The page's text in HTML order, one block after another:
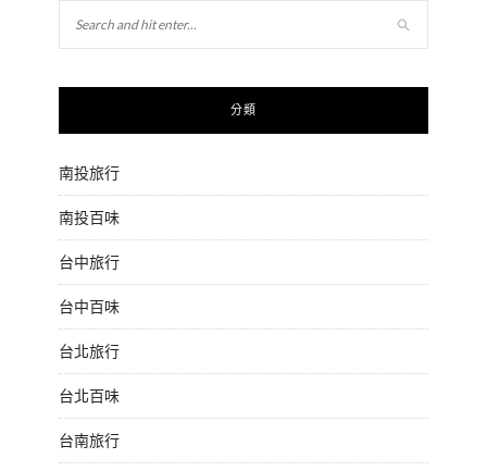
分類
南投旅行
南投百味
台中旅行
台中百味
台北旅行
台北百味
台南旅行